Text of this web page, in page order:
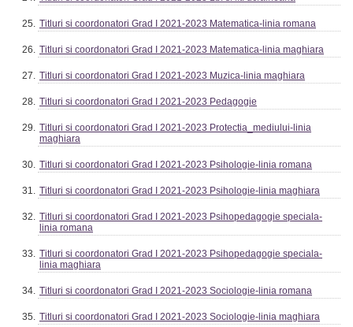
Titluri si coordonatori Grad I 2021-2023 Matematica-linia romana
Titluri si coordonatori Grad I 2021-2023 Matematica-linia maghiara
Titluri si coordonatori Grad I 2021-2023 Muzica-linia maghiara
Titluri si coordonatori Grad I 2021-2023 Pedagogie
Titluri si coordonatori Grad I 2021-2023 Protectia_mediului-linia
maghiara
Titluri si coordonatori Grad I 2021-2023 Psihologie-linia romana
Titluri si coordonatori Grad I 2021-2023 Psihologie-linia maghiara
Titluri si coordonatori Grad I 2021-2023 Psihopedagogie speciala-
linia romana
Titluri si coordonatori Grad I 2021-2023 Psihopedagogie speciala-
linia maghiara
Titluri si coordonatori Grad I 2021-2023 Sociologie-linia romana
Titluri si coordonatori Grad I 2021-2023 Sociologie-linia maghiara